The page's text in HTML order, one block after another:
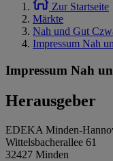
Zur Startseite
Märkte
Nah und Gut
Impressum Nah
Impressum Nah
Herausgeber
EDEKA Minden-
Wittelsbacherallee 61
32427 Minden